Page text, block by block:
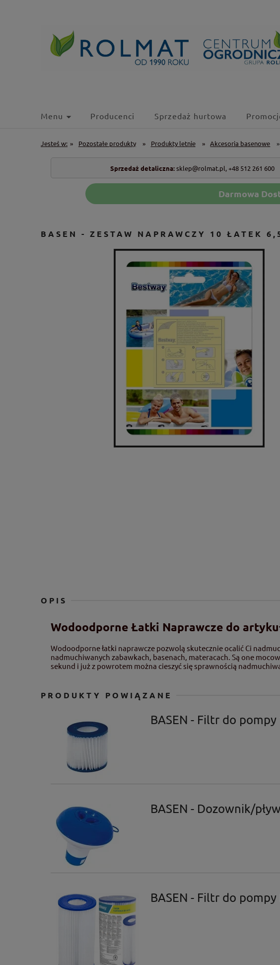
Menu Producenci Sprzedaż hurtowa
Jesteś w: » Pozostałe produkty » Produkty letnie » Akcesoria basenowe »
Sprzedaż detaliczna: sklep@rolmat.pl, +48 512 261 600
Darmowa
BASEN - ZESTAW NAPRAWCZY 10 ŁATEK
OPIS
Wodoodporne Łatki Naprawcze do
Wodoodporne łatki naprawcze pozwolą skutecznie ocalić Ci
nadmuchiwanych zabawkach, basenach, materacach. Są one
sekund i już z powrotem można cieszyć się sprawnością
PRODUKTY POWIĄZANE
BASEN - Filtr do
BASEN - Dozownik/
BASEN - Filtr do